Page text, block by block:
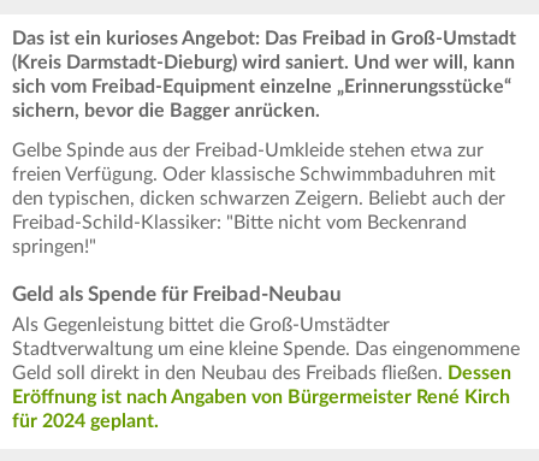
Das ist ein kurioses Angebot: Das Freibad in Groß-Umstadt
(Kreis Darmstadt-Dieburg) wird saniert. Und wer will, kann
sich vom Freibad-Equipment einzelne „Erinnerungsstücke“
sichern, bevor die Bagger anrücken.
Gelbe Spinde aus der Freibad-Umkleide stehen etwa zur
freien Verfügung. Oder klassische Schwimmbaduhren mit
den typischen, dicken schwarzen Zeigern. Beliebt auch der
Freibad-Schild-Klassiker: "Bitte nicht vom Beckenrand
springen!"
Geld als Spende für Freibad-Neubau
Als Gegenleistung bittet die Groß-Umstädter
Stadtverwaltung um eine kleine Spende. Das eingenommene
Geld soll direkt in den Neubau des Freibads fließen. Dessen
Eröffnung ist nach Angaben von Bürgermeister René Kirch
für 2024 geplant.